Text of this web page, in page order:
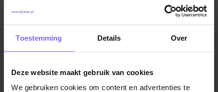
Toestemming Details Over
Deze website maakt gebruik van cookies
We gebruiken cookies om content en advertenties te